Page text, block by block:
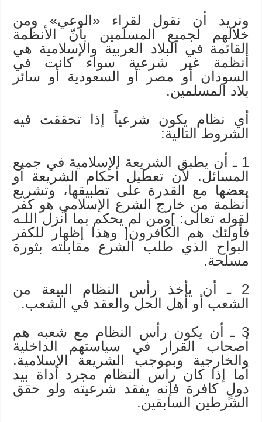
ونريد أن نقول لقراء «الوعي» ومن
خلالهم لجميع المسلمين بأنّ الأنظمة
القائمة في البلاد العربية والإسلامية هي
أنظمة غير شرعية سواء كانت في
السودان أو مصر أو السعودية أو سائر
بلاد المسلمين.
أي نظام يكون شرعياً إذا تحققت فيه
الشروط التالية:
1 ـ أن يطبق الشريعة الإسلامية في جميع
المسائل. لأن تعطيل أحكام الشريعة أو
بعضها مع القدرة على تطبيقها، وتشريع
أنظمة من خارج الشرع الإسلامي هو كفر
لقوله تعالى: ]ومن لم يحكم بما أنزل اللـه
فأولئك هم الكافرون[ وهذا إظهار للكفر
البواح الذي طلب الشرع مقابلته بثورة
مسلحة.
2 ـ أن يأخذ رأس النظام البيعة من
الشعب أو أهل الحل والعقد في الشعب.
3 ـ أن يكون رأس النظام مع شعبه هم
أصحاب القرار في سياستهم الداخلية
والخارجية وبموجب الشريعة الإسلامية.
أما إذا كان رأس النظام مجرد أداة بيد
دولٍ كافرة فإنه يفقد شرعيته ولو حقق
الشرطين السابقين.